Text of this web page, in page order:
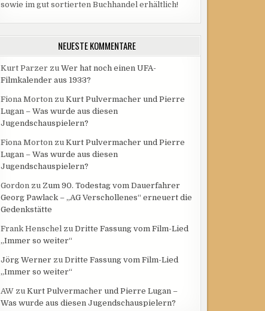
sowie im gut sortierten Buchhandel erhältlich!
NEUESTE KOMMENTARE
Kurt Parzer zu Wer hat noch einen UFA-
Filmkalender aus 1933?
Fiona Mortonzu Kurt Pulvermacher und Pierre
Lugan – Was wurde aus diesen
Jugendschauspielern?
Fiona Mortonzu Kurt Pulvermacher und Pierre
Lugan – Was wurde aus diesen
Jugendschauspielern?
Gordonzu Zum 90. Todestag vom Dauerfahrer
Georg Pawlack – „AG Verschollenes“ erneuert die
Gedenkstätte
Frank Henschelzu Dritte Fassung vom Film-Lied
„Immer so weiter“
Jörg Werner zu Dritte Fassung vom Film-Lied
„Immer so weiter“
AWzu Kurt Pulvermacher und Pierre Lugan –
Was wurde aus diesen Jugendschauspielern?